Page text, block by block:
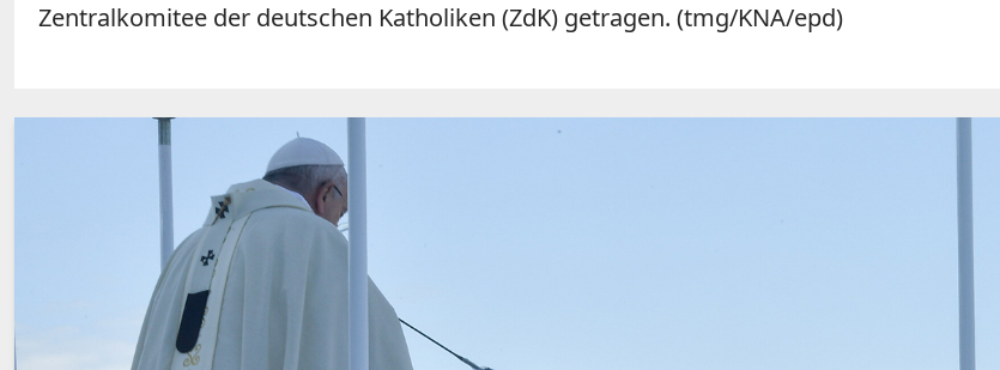
Zentralkomitee der deutschen Katholiken (ZdK) getragen. (tmg/KNA/epd)